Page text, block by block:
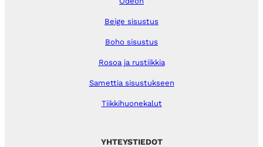
YHTEYSTIEDOT
Beige sisustus
Boho sisustus
Rosoa ja rustiikkia
Samettia sisustukseen
Tiikkihuonekalut